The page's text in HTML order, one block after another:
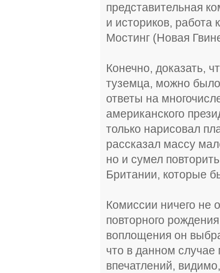
представительная
и историков, работа
Мостинг (Новая
Конечно, доказать,
туземца, можно
ответы на
американского
только нарисовал
рассказал массу
но и сумел
Британии, которые
Комиссии ничего не
повторного
воплощения он
что в данном
впечатлений,